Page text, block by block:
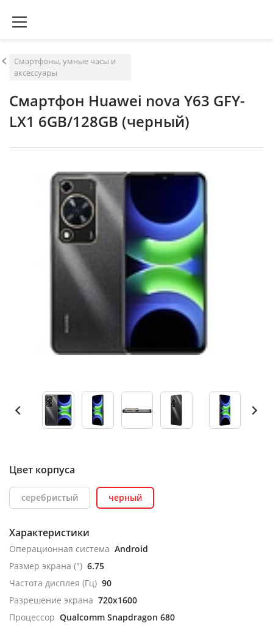
Смартфоны, умные часы и
аксессуары
Смартфон Huawei nova Y63 GFY-
LX1 6GB/128GB (черный)
Цвет корпуса
серебристый черный
Характеристики
Операционная система Android
Размер экрана (") 6.75
Частота дисплея (Гц) 90
Разрешение экрана 720x1600
Процессор Qualcomm Snapdragon 680